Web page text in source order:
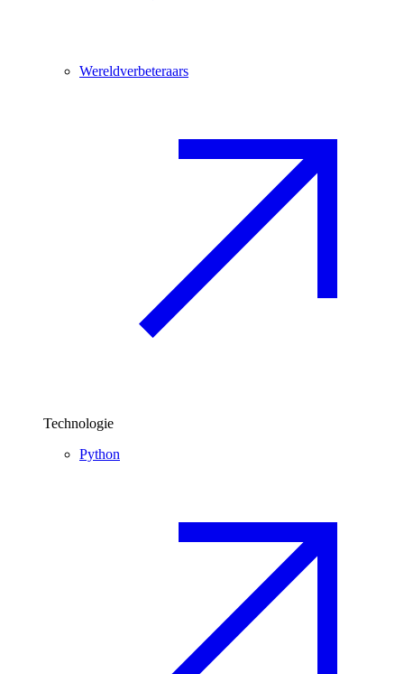
Wereldverbeteraars
Technologie
Python